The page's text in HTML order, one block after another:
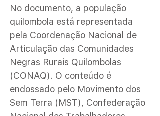
No documento, a população
quilombola está representada
pela Coordenação Nacional de
Articulação das Comunidades
Negras Rurais Quilombolas
(CONAQ). O conteúdo é
endossado pelo Movimento dos
Sem Terra (MST), Confederação